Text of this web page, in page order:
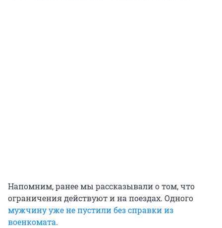
Напомним, ранее мы рассказывали о том, что
ограничения действуют и на поездах. Одного
мужчину уже не пустили без справки из
военкомата.